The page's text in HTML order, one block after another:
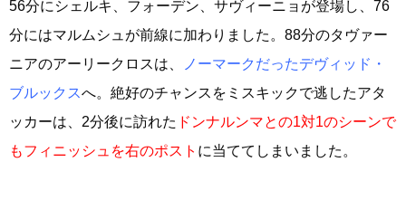
56分にシェルキ、フォーデン、サヴィーニョが登場し、76
分にはマルムシュが前線に加わりました。88分のタヴァー
ニアのアーリークロスは、
ノーマークだったデヴィッド・
ブルックスへ。絶好のチャンスをミスキックで逃したアタ
ッカーは、2分後に訪れた ドンナルンマとの1対1のシーンで
もフィニッシュを右のポスト に当ててしまいました。